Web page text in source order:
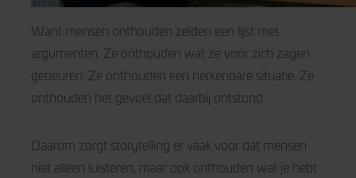
Want mensen onthouden zelden een lijst met
argumenten. Ze onthouden wat ze voor zich zagen
gebeuren. Ze onthouden een herkenbare situatie. Ze
onthouden het gevoel dat daarbij ontstond.
Daarom zorgt storytelling er vaak voor dat mensen
niet alleen luisteren, maar ook onthouden wat je hebt